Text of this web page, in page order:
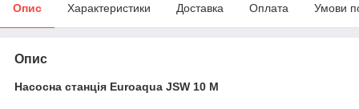
Опис Характеристики Доставка Оплата Умови
Опис
Насосна станція Euroaqua JSW 10 M